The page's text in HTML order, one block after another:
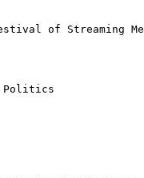
of Streaming
Politics